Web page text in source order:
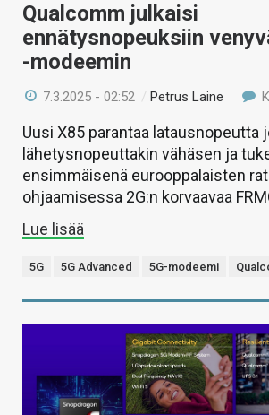
HAKU
Qualcomm julkaisi
ennätysnopeuksiin
-modeemin
7.3.2025 - 02:52 /Petrus Laine
Uusi X85 parantaa latausnopeutta
lähetysnopeuttakin vähäsen ja
ensimmäisenä eurooppalaisten
ohjaamisessa 2G:n korvaavaa
Lue lisää
5G 5G Advanced 5G-modeemi